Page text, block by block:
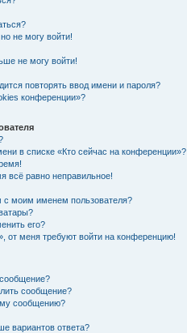
не могу войти!
не могу войти!
повторять ввод имени и пароля?
конференции»?
в списке «Кто сейчас на конференции»?
всё равно неправильное!
с моим именем пользователя?
его?
от меня требуют войти на конференцию!
сообщение?
сообщению?
вариантов ответа?